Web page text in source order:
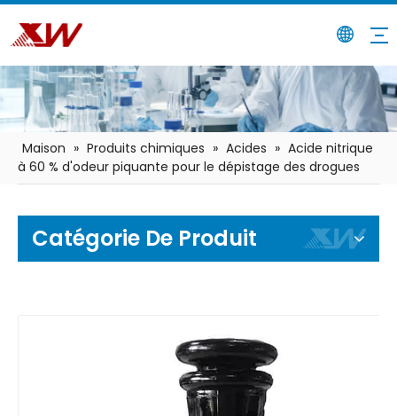
Maison » Produits chimiques » Acides » Acide nitrique
à 60 % d'odeur piquante pour le dépistage des drogues
Catégorie De Produit